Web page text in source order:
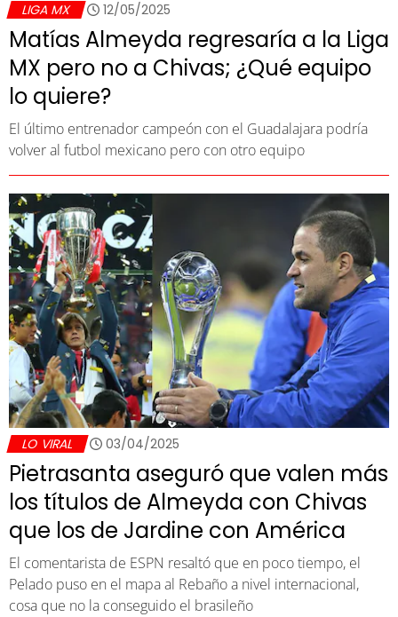
LIGA MX 12/05/2025
Matías Almeyda regresaría a la Liga
MX pero no a Chivas; ¿Qué equipo
lo quiere?
El último entrenador campeón con el Guadalajara podría
volver al futbol mexicano pero con otro equipo
LO VIRAL 03/04/2025
Pietrasanta aseguró que valen más
los títulos de Almeyda con Chivas
que los de Jardine con América
El comentarista de ESPN resaltó que en poco tiempo, el
Pelado puso en el mapa al Rebaño a nivel internacional,
cosa que no la conseguido el brasileño